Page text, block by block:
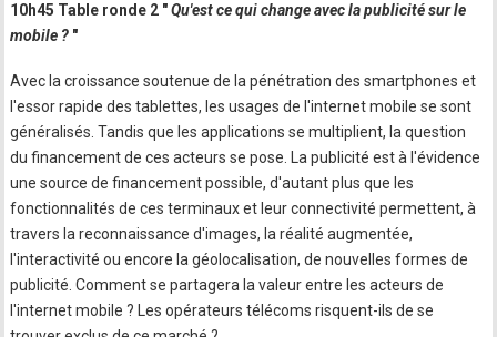
10h45 Table ronde 2 "Qu'est ce qui change avec la publicité sur le
mobile ? "
Avec la croissance soutenue de la pénétration des smartphones et
l'essor rapide des tablettes, les usages de l'internet mobile se sont
généralisés. Tandis que les applications se multiplient, la question
du financement de ces acteurs se pose. La publicité est à l'évidence
une source de financement possible, d'autant plus que les
fonctionnalités de ces terminaux et leur connectivité permettent, à
travers la reconnaissance d'images, la réalité augmentée,
l'interactivité ou encore la géolocalisation, de nouvelles formes de
publicité. Comment se partagera la valeur entre les acteurs de
l'internet mobile ? Les opérateurs télécoms risquent-ils de se